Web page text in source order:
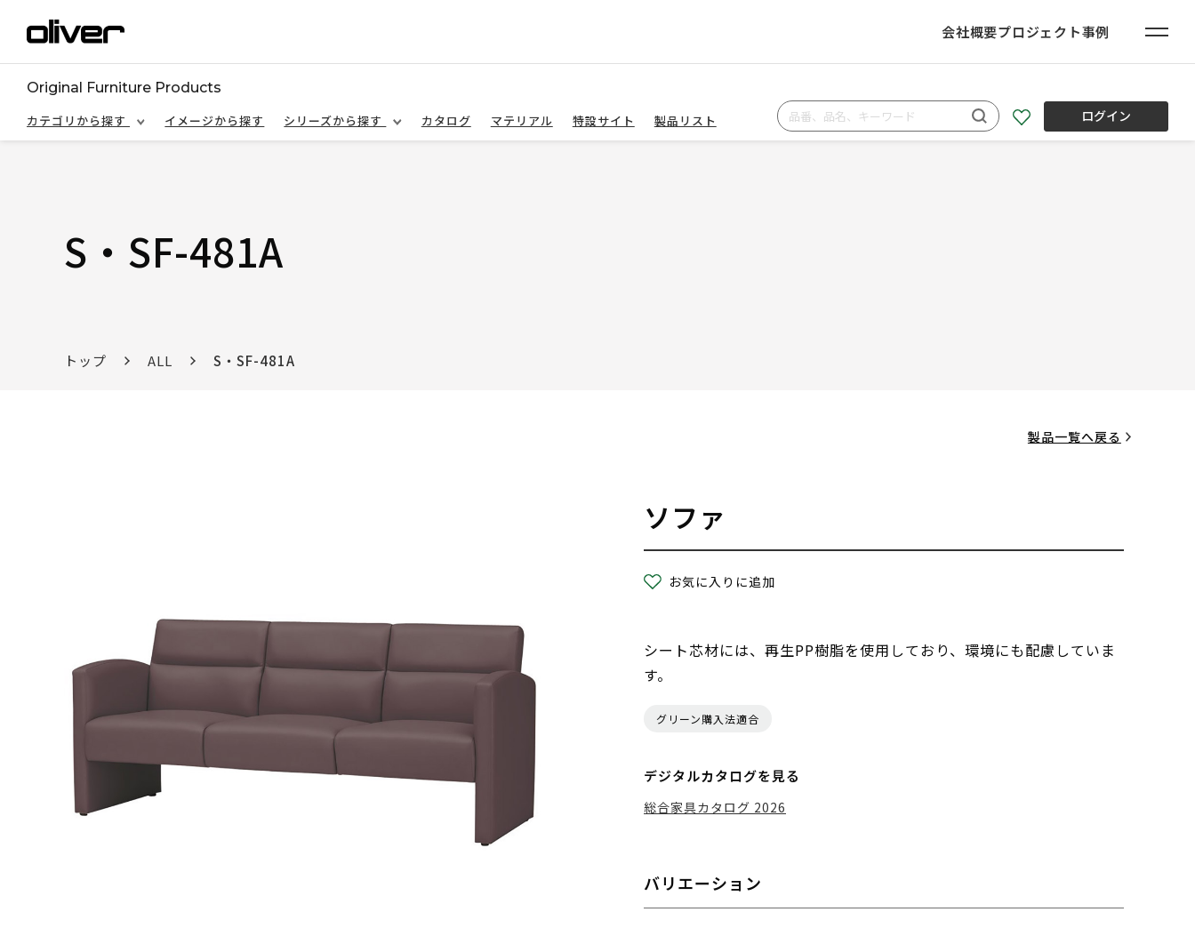
会社概要プロジェクト事例
Original Furniture Products
カテゴリから探す
イメージから探す シリーズから探す カタログ マテリアル 特設サイト 製品リスト ログイン
S・SF-481A
トップ ALL S・SF-481A
製品一覧へ戻る
ソファ
お気に入りに追加
シート芯材には、再生PP樹脂を使用しており、環境にも配慮していま
す。
グリーン購入法適合
デジタルカタログを見る
総合家具カタログ 2026
バリエーション